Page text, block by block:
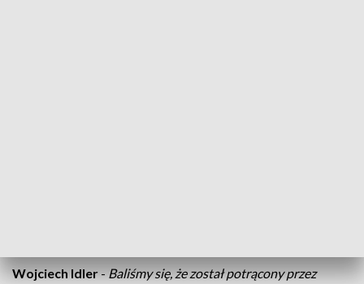
Wojciech Idler-Baliśmy się, że został potrącony przez